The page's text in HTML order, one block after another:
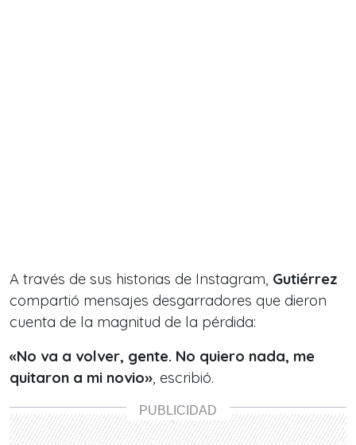
A través de sus historias de Instagram, Gutiérrez
compartió mensajes desgarradores que dieron
cuenta de la magnitud de la pérdida:
«No va a volver, gente. No quiero nada, me
quitaron a mi novio», escribió.